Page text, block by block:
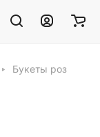
Букеты роз